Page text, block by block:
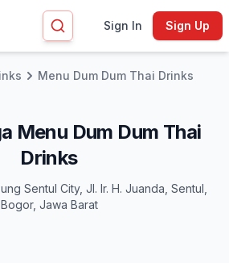
Sign In Sign Up
Menu Dum Dum Thai Drinks
Menu Dum Dum Thai
Drinks
Sentul City, Jl. Ir. H. Juanda, Sentul,
Bogor, Jawa Barat